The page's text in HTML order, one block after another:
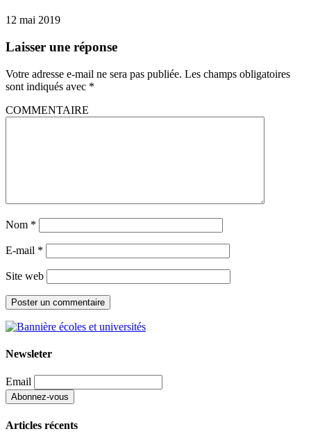
12 mai 2019
Laisser une réponse
Votre adresse e-mail ne sera pas publiée. Les champs obligatoires
sont indiqués avec *
COMMENTAIRE
Nom *
E-mail *
Site web
Newsleter
Email
Articles récents